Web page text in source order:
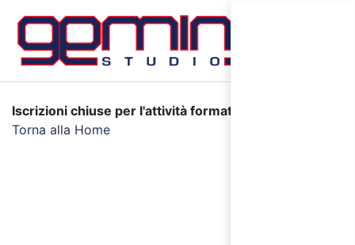
Iscrizioni chiuse per l'attività formativa selezionata.
Torna alla Home